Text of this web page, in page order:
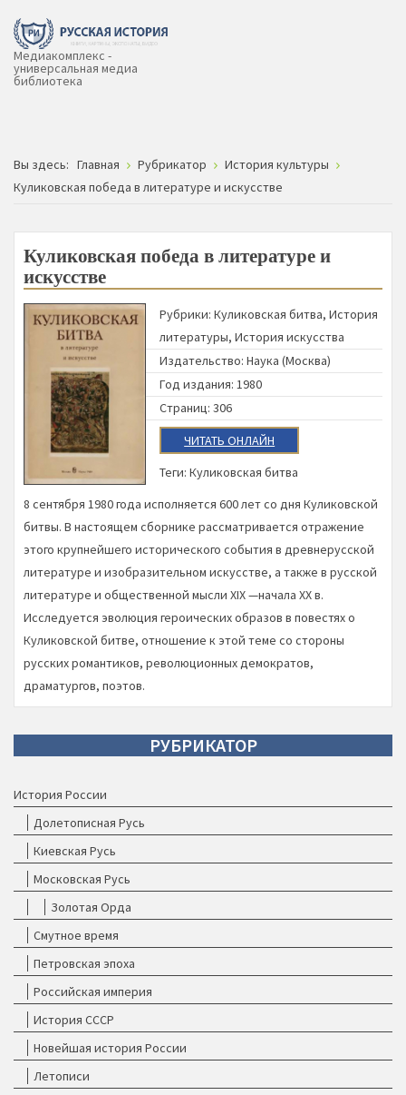
Медиакомплекс -
универсальная медиа
библиотека
Вы здесь: Главная Рубрикатор
История культуры
Куликовская победа в литературе и искусстве
Куликовская победа в литературе и
искусстве
Рубрики:Куликовская битва,История
литературы,История искусства
Издательство:Наука (Москва)
Год издания: 1980
Страниц: 306
ЧИТАТЬ ОНЛАЙН
Теги:Куликовская битва
8 сентября 1980 года исполняется 600 лет со дня Куликовской
битвы. В настоящем сборнике рассматривается отражение
этого крупнейшего исторического события в древнерусской
литературе и изобразительном искусстве, а также в русской
литературе и общественной мысли XIX —начала XX в.
Исследуется эволюция героических образов в повестях о
Куликовской битве, отношение к этой теме со стороны
русских романтиков, революционных демократов,
драматургов, поэтов.
РУБРИКАТОР
История России
Долетописная Русь
Киевская Русь
Московская Русь
Золотая Орда
Смутное время
Петровская эпоха
Российская империя
История СССР
Новейшая история России
Летописи